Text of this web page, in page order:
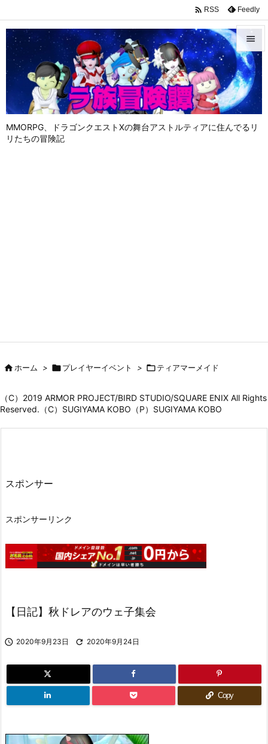
MMORPG、ドラゴンクエストⅩの舞台アストルティアに住んでるリ
リたちの冒険記


メニュ

サイド

 RSS Feedly
ホーム > プレイヤーイベント > ティアマーメイド
（C）2019 ARMOR PROJECT/BIRD STUDIO/SQUARE ENIX All Rights
Reserved.（C）SUGIYAMA KOBO（P）SUGIYAMA KOBO
スポンサー
スポンサーリンク
【日記】秋ドレアのウェ子集会
 2020年9月23日  2020年9月24日
Copy